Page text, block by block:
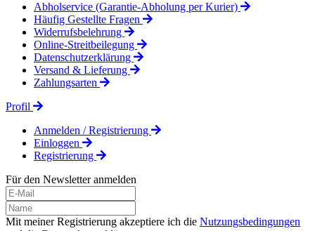
Abholservice (Garantie-Abholung per Kurier)
Häufig Gestellte Fragen
Widerrufsbelehrung
Online-Streitbeilegung
Datenschutzerklärung
Versand & Lieferung
Zahlungsarten
Profil
Anmelden / Registrierung
Einloggen
Registrierung
Für den Newsletter anmelden
Mit meiner Registrierung akzeptiere ich die Nutzungsbedingungen